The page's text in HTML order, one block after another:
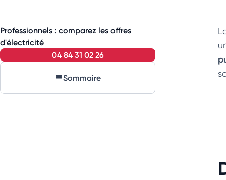
Professionnels : comparez les offres
d'électricité
04 84 31 02 26
Sommaire